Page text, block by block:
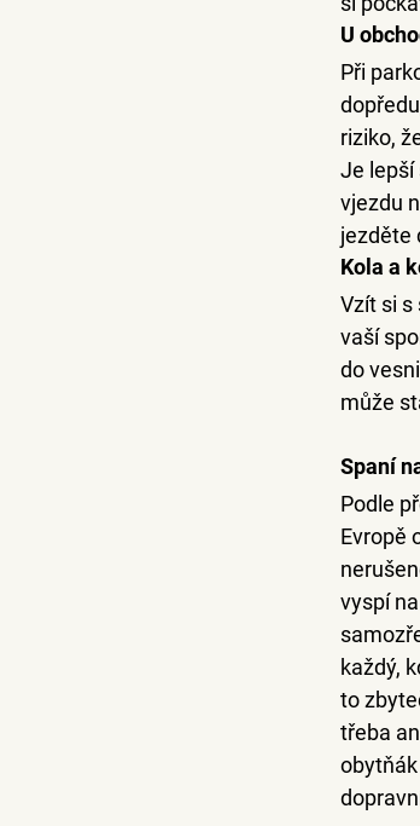
U
Při
riziko,
Je lepší
vjezdu
jezděte
Kola a
Vzít si s
vaší
do
může
Spaní
Podle
Evropě
vyspí
každý,
to
třeba